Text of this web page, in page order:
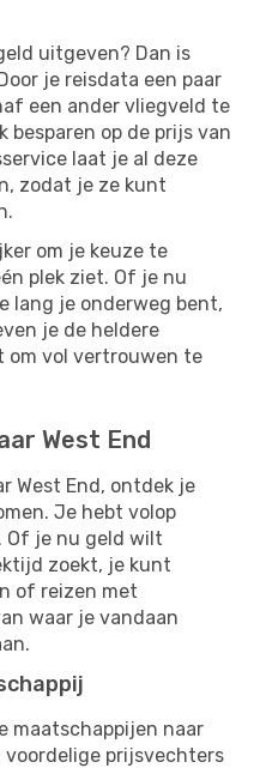
uitgeven? Dan is
je reisdata een paar
een ander vliegveld te
besparen op de prijs van
laat je al deze
zodat je ze kunt
om je keuze te
plek ziet. Of je nu
lang je onderweg bent,
je de heldere
om vol vertrouwen te
West End
West End, ontdek je
Je hebt volop
Of je nu geld wilt
zoekt, je kunt
of reizen met
waar je vandaan
maatschappijen naar
voordelige prijsvechters